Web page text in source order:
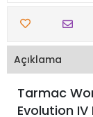
Açıklama
Tarmac
Evolution